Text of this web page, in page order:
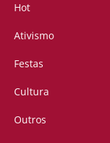
Hot
Ativismo
Festas
Cultura
Outros